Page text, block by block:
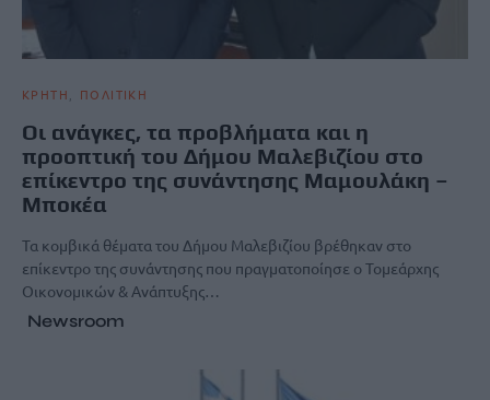
ΚΡΗΤΗ ΠΟΛΙΤΙΚΗ
Οι ανάγκες, τα προβλήματα και η
προοπτική του Δήμου Μαλεβιζίου στο
επίκεντρο της συνάντησης Μαμουλάκη –
Μποκέα
Τα κομβικά θέματα του Δήμου Μαλεβιζίου βρέθηκαν στο
επίκεντρο της συνάντησης που πραγματοποίησε ο Τομεάρχης
Οικονομικών & Ανάπτυξης…
Newsroom